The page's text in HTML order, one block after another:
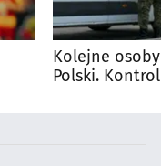
Kolejne
Polski.